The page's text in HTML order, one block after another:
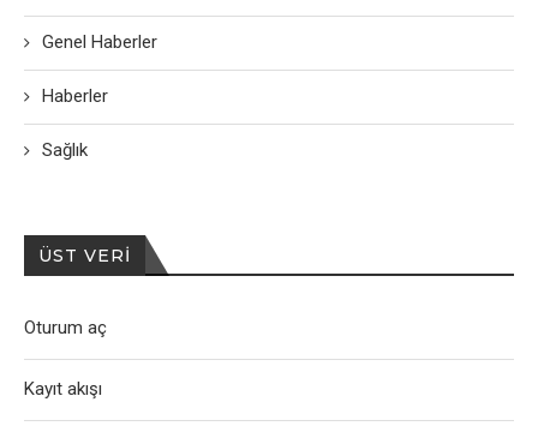
Genel Haberler
Haberler
Sağlık
ÜST VERI
Oturum aç
Kayıt akışı